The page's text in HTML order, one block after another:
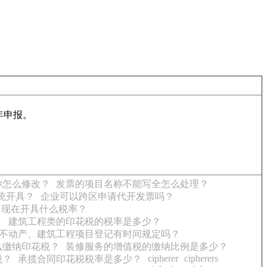
报。
么修改？
发票的项目名称不能写全怎么处理？
开具？
企业可以跨区申请代开发票吗？
在开具什么税率？
建筑工程类的印花税的税率是多少？
动产、建筑工程项目登记有时间规定吗？
纳印花税？
装修服务的增值税的缴纳比例是多少？
承揽合同印花税税率是多少？ cipherer cipherers